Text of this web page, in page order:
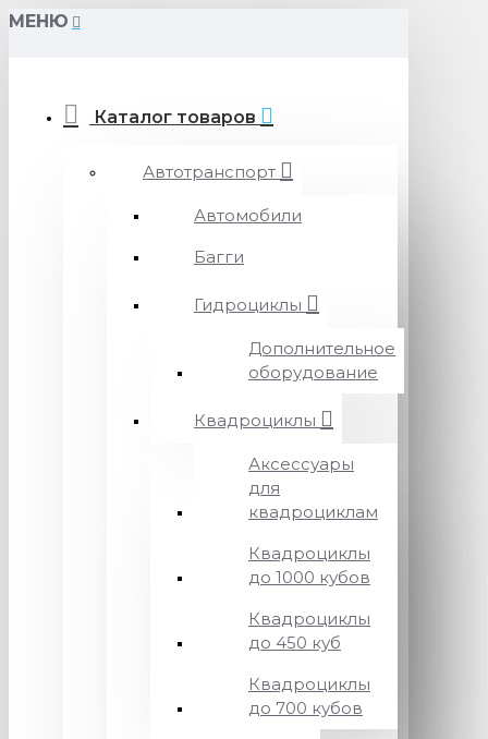
МЕНЮ
Каталог товаров
Автотранспорт
Автомобили
Багги
Гидроциклы
Дополнительное
оборудование
Квадроциклы
Аксессуары
для
квадроциклам
Квадроциклы
до 1000 кубов
Квадроциклы
до 450 куб
Квадроциклы
до 700 кубов